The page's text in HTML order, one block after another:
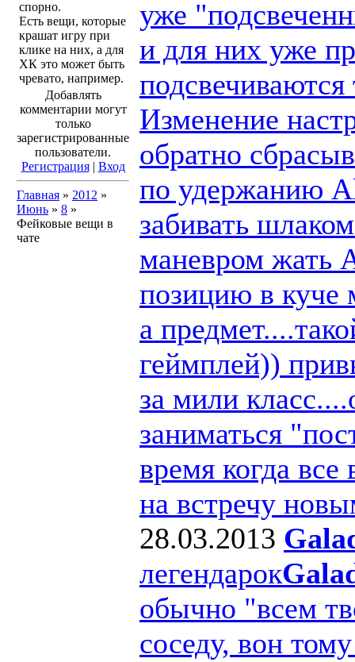
спорно.
Есть вещи, которые
крашат игру при
клике на них, а для
ХК это может быть
чревато, например.
Добавлять
комментарии могут
только
зарегистрированные
пользователи.
Регистрация| Вход
Главная » 2012 »
Июнь » 8 »
Фейковые вещи в
чате
уже
и для них уже
Изменение
обратно
по удержанию
забивать
маневром жать
позицию в куче
а
геймплей))
за мили
заниматься
время когда
на встречу
28.03.2013
легендарок
обычно "всем
соседу, вон